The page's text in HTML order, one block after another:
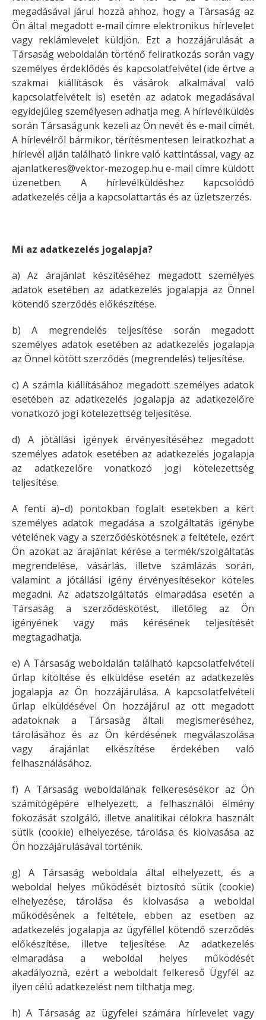
megadásával járul hozzá ahhoz, hogy a Társaság az
Ön által megadott e-mail címre elektronikus hírlevelet
vagy reklámlevelet küldjön. Ezt a hozzájárulását a
Társaság weboldalán történő feliratkozás során vagy
személyes érdeklődés és kapcsolatfelvétel (ide értve a
szakmai kiállítások és vásárok alkalmával való
kapcsolatfelvételt is) esetén az adatok megadásával
egyidejűleg személyesen adhatja meg. A hírlevélküldés
során Társaságunk kezeli az Ön nevét és e-mail címét.
A hírlevélről bármikor, térítésmentesen leiratkozhat a
hírlevél alján található linkre való kattintással, vagy az
ajanlatkeres@vektor-mezogep.hu e-mail címre küldött
üzenetben. A hírlevélküldéshez kapcsolódó
adatkezelés célja a kapcsolattartás és az üzletszerzés.
Mi az adatkezelés jogalapja?
a) Az árajánlat készítéséhez megadott személyes
adatok esetében az adatkezelés jogalapja az Önnel
kötendő szerződés előkészítése.
b) A megrendelés teljesítése során megadott
személyes adatok esetében az adatkezelés jogalapja
az Önnel kötött szerződés (megrendelés) teljesítése.
c) A számla kiállításához megadott személyes adatok
esetében az adatkezelés jogalapja az adatkezelőre
vonatkozó jogi kötelezettség teljesítése.
d) A jótállási igények érvényesítéséhez megadott
személyes adatok esetében az adatkezelés jogalapja
az adatkezelőre vonatkozó jogi kötelezettség
teljesítése.
A fenti a)–d) pontokban foglalt esetekben a kért
személyes adatok megadása a szolgáltatás igénybe
vételének vagy a szerződéskötésnek a feltétele, ezért
Ön azokat az árajánlat kérése a termék/szolgáltatás
megrendelése, vásárlás, illetve számlázás során,
valamint a jótállási igény érvényesítésekor köteles
megadni. Az adatszolgáltatás elmaradása esetén a
Társaság a szerződéskötést, illetőleg az Ön
igényének vagy más kérésének teljesítését
megtagadhatja.
e) A Társaság weboldalán található kapcsolatfelvételi
űrlap kitöltése és elküldése esetén az adatkezelés
jogalapja az Ön hozzájárulása. A kapcsolatfelvételi
űrlap elküldésével Ön hozzájárul az ott megadott
adatoknak a Társaság általi megismeréséhez,
tárolásához és az Ön kérdésének megválaszolása
vagy árajánlat elkészítése érdekében való
felhasználásához.
f) A Társaság weboldalának felkeresésékor az Ön
számítógépére elhelyezett, a felhasználói élmény
fokozását szolgáló, illetve analitikai célokra használt
sütik (cookie) elhelyezése, tárolása és kiolvasása az
Ön hozzájárulásával történik.
g) A Társaság weboldala által elhelyezett, és a
weboldal helyes működését biztosító sütik (cookie)
elhelyezése, tárolása és kiolvasása a weboldal
működésének a feltétele, ebben az esetben az
adatkezelés jogalapja az ügyféllel kötendő szerződés
előkészítése, illetve teljesítése. Az adatkezelés
elmaradása a weboldal helyes működését
akadályozná, ezért a weboldalt felkereső Ügyfél az
ilyen célú adatkezelést nem tilthatja meg.
h) A Társaság az ügyfelei számára hírlevelet vagy